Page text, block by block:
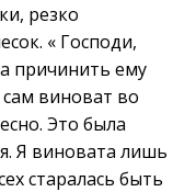
резко
« Господи,
причинить ему
виноват во
Это была
Я виновата лишь
старалась быть